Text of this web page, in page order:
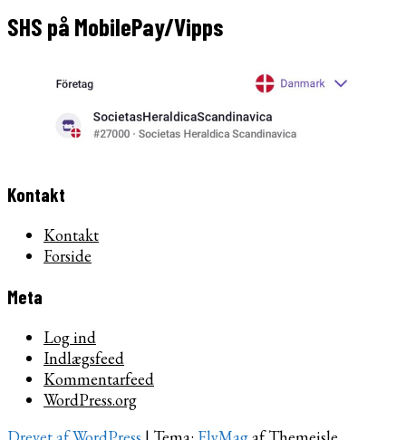
SHS på MobilePay/Vipps
Kontakt
Kontakt
Forside
Meta
Log ind
Indlægsfeed
Kommentarfeed
WordPress.org